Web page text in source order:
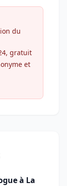
du
gratuit
et
à La